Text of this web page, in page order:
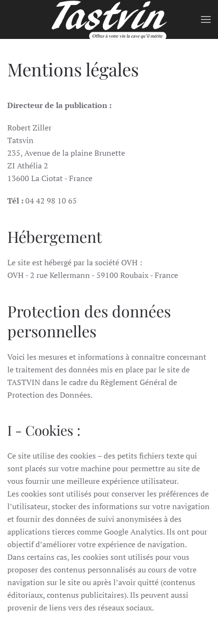
Skip to main content
Mentions légales
Directeur de la publication :
Robert Ziller
Tatsvin
235, Avenue de la plaine Brunette
ZI Athélia 2
13600 La Ciotat - France
Tél :04 42 98 10 65
Hébergement
Le site est hébergé par la société OVH :
OVH - 2 rue Kellermann - 59100 Roubaix - France
Protection des données
personnelles
Voici les mesures et informations à connaître concernant
le traitement des données mis en place par le site de
TASTVIN dans le cadre du Règlement Général de
Protection des Données.
I - Cookies :
Ce site utilise des cookies – des petits fichiers texte qui
sont placés sur votre machine pour permettre au site de
vous fournir une meilleure expérience utilisateur.
Les cookies sont utilisés pour conserver les préférences de
l’utilisateur, stocker des informations sur votre navigation
et fournir des données de suivi anonymisées à des
applications tierces comme Google Analytics. Ils ont pour
objectif d’améliorer votre expérience de navigation.
Dans certains cas, les cookies sont utilisés pour vous
proposer des contenus personnalisés au cours de votre
navigation sur le site ou après l’avoir quitté (contenus
éditoriaux, contenus publicitaires). Ils peuvent aussi
provenir de liens vers des réseaux sociaux.